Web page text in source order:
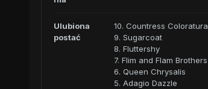
Ulubiona
postać
10. Countress Coloratura
9. Sugarcoat
8. Fluttershy
7. Flim and Flam Brothers
6. Queen Chrysalis
5. Adagio Dazzle